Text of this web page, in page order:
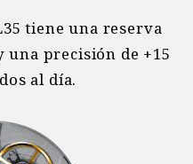
tiene una reserva
una precisión de +15
al día.